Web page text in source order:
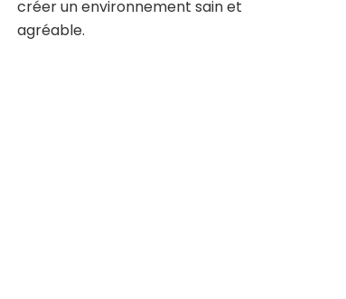
créer un environnement sain et
agréable.